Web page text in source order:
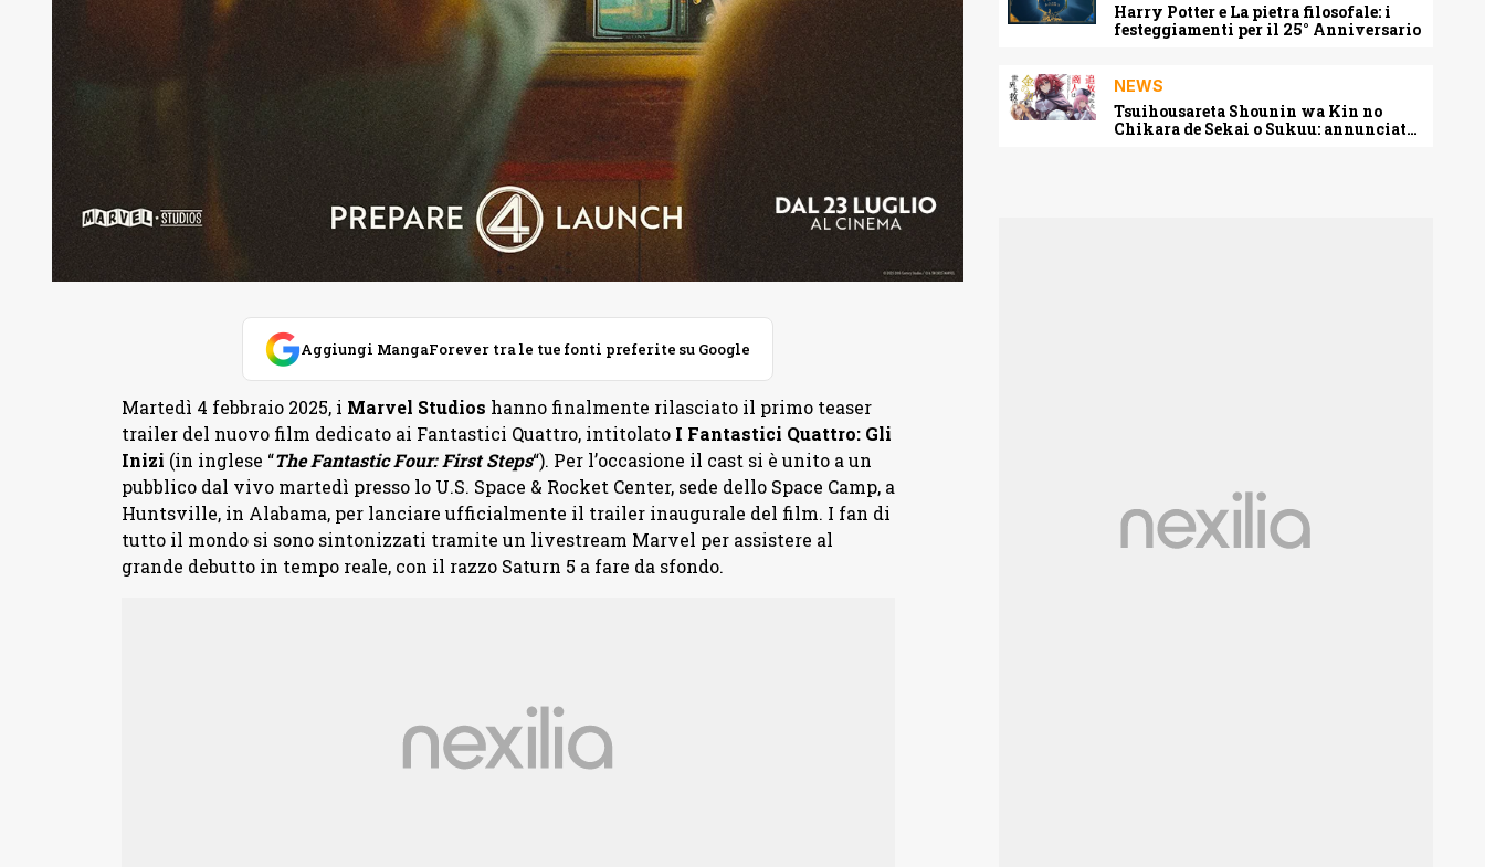
Aggiungi MangaForever tra le tue fonti preferite su Google
Martedì 4 febbraio 2025, i Marvel Studios hanno finalmente rilasciato il primo teaser
trailer del nuovo film dedicato ai Fantastici Quattro, intitolato I Fantastici Quattro: Gli
Inizi (in inglese “The Fantastic Four: First Steps“). Per l’occasione il cast si è unito a un
pubblico dal vivo martedì presso lo U.S. Space & Rocket Center, sede dello Space Camp, a
Huntsville, in Alabama, per lanciare ufficialmente il trailer inaugurale del film. I fan di
tutto il mondo si sono sintonizzati tramite un livestream Marvel per assistere al
grande debutto in tempo reale, con il razzo Saturn 5 a fare da sfondo.
Harry Potter e La pietra filosofale: i
festeggiamenti per il 25° Anniversario
NEWS
Tsuihousareta Shounin wa Kin no
Chikara de Sekai o Sukuu: annunciato